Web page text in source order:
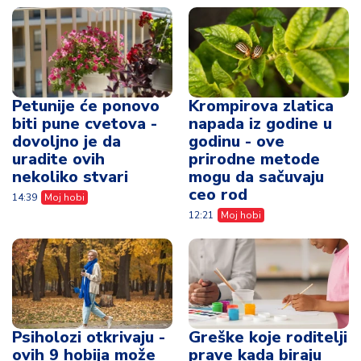
Petunije će ponovo
biti pune cvetova -
dovoljno je da
uradite ovih
nekoliko stvari
14:39 Moj hobi
Krompirova zlatica
napada iz godine u
godinu - ove
prirodne metode
mogu da sačuvaju
ceo rod
12:21 Moj hobi
Psiholozi otkrivaju -
ovih 9 hobija može
Greške koje roditelji
prave kada biraju